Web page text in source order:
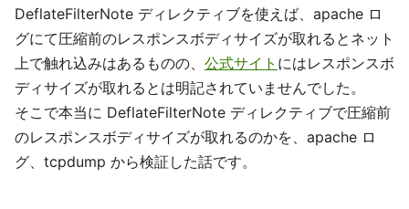
DeflateFilterNote ディレクティブを使えば、apache ロ
グにて圧縮前のレスポンスボディサイズが取れるとネット
上で触れ込みはあるものの、 公式サイト にはレスポンスボ
ディサイズが取れるとは明記されていませんでした。
そこで本当に DeflateFilterNote ディレクティブで圧縮前
のレスポンスボディサイズが取れるのかを、apache ロ
グ、tcpdump から検証した話です。